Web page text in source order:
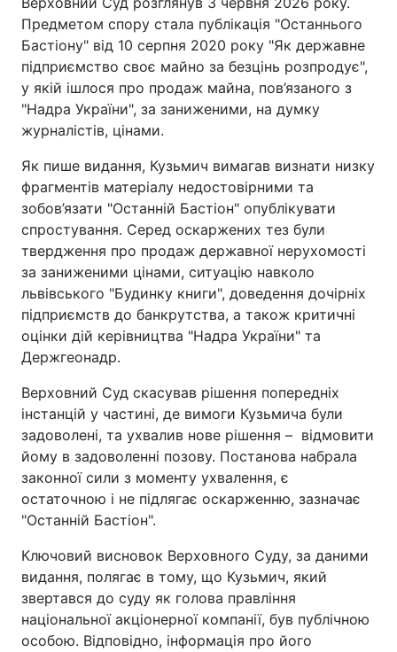
Предметом спору стала публікація "Останнього
Бастіону" від 10 серпня 2020 року "Як державне
підприємство своє майно за безцінь розпродує",
у якій ішлося про продаж майна, пов’язаного з
"Надра України", за заниженими, на думку
журналістів, цінами.
Як пише видання, Кузьмич вимагав визнати низку
фрагментів матеріалу недостовірними та
зобов’язати "Останній Бастіон" опублікувати
спростування. Серед оскаржених тез були
твердження про продаж державної нерухомості
за заниженими цінами, ситуацію навколо
львівського "Будинку книги", доведення дочірніх
підприємств до банкрутства, а також критичні
оцінки дій керівництва "Надра України" та
Держгеонадр.
Верховний Суд скасував рішення попередніх
інстанцій у частині, де вимоги Кузьмича були
задоволені, та ухвалив нове рішення – відмовити
йому в задоволенні позову. Постанова набрала
законної сили з моменту ухвалення, є
остаточною і не підлягає оскарженню, зазначає
"Останній Бастіон".
Ключовий висновок Верховного Суду, за даними
видання, полягає в тому, що Кузьмич, який
звертався до суду як голова правління
національної акціонерної компанії, був публічною
особою. Відповідно, інформація про його